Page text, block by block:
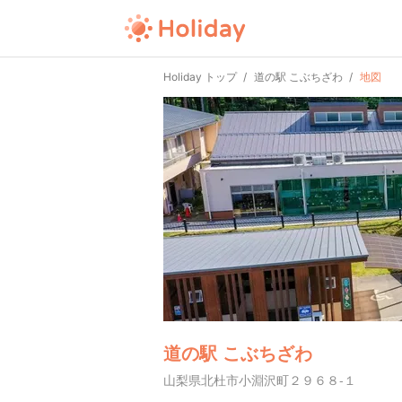
Holiday トップ 道の駅 こぶちざわ 地図
道の駅 こぶちざわ
山梨県北杜市小淵沢町２９６８-１